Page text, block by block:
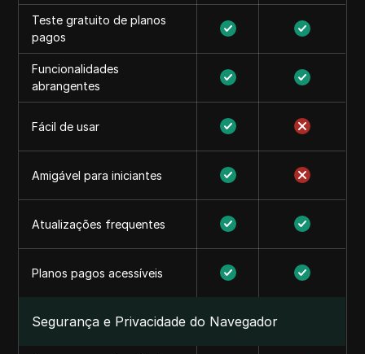
Teste gratuito de planos
pagos
Funcionalidades
abrangentes
Fácil de usar
Amigável para iniciantes
Atualizações frequentes
Planos pagos acessíveis
Segurança e Privacidade do Navegador